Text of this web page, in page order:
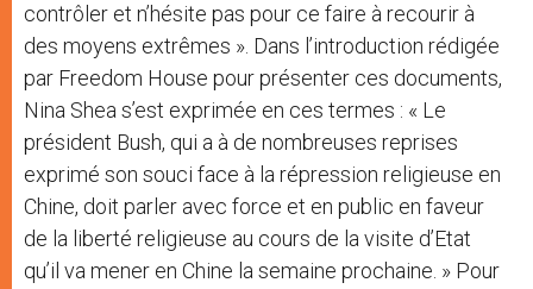
contrôler et n’hésite pas pour ce faire à recourir à
des moyens extrêmes ». Dans l’introduction rédigée
par Freedom House pour présenter ces documents,
Nina Shea s’est exprimée en ces termes : « Le
président Bush, qui a à de nombreuses reprises
exprimé son souci face à la répression religieuse en
Chine, doit parler avec force et en public en faveur
de la liberté religieuse au cours de la visite d’Etat
qu’il va mener en Chine la semaine prochaine. » Pour